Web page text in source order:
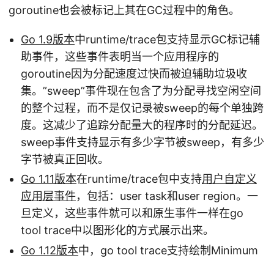
goroutine也会被标记上其在GC过程中的角色。
Go 1.9版本中runtime/trace包支持显示GC标记辅
助事件，这些事件表明当一个应用程序的
goroutine因为分配速度过快而被迫辅助垃圾收
集。”sweep”事件现在包含了为分配寻找空闲空间
的整个过程，而不是仅记录被sweep的每个单独跨
度。这减少了追踪分配量大的程序时的分配延迟。
sweep事件支持显示有多少字节被sweep，有多少
字节被真正回收。
Go 1.11版本在runtime/trace包中支持用户自定义
应用层事件，包括：user task和user region。一
旦定义，这些事件就可以和原生事件一样在go
tool trace中以图形化的方式展示出来。
Go 1.12版本中，go tool trace支持绘制Minimum